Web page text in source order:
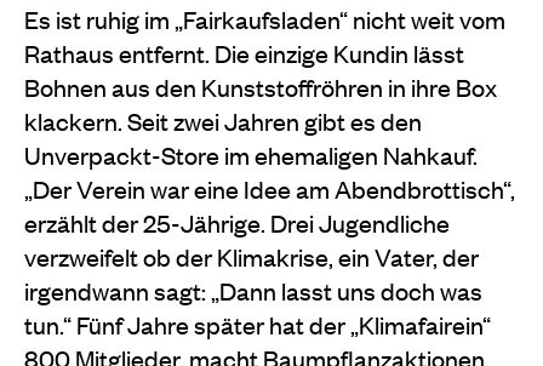
Es ist ruhig im „Fairkaufsladen“ nicht weit vom
Rathaus entfernt. Die einzige Kundin lässt
Bohnen aus den Kunststoffröhren in ihre Box
klackern. Seit zwei Jahren gibt es den
Unverpackt-Store im ehemaligen Nahkauf.
„Der Verein war eine Idee am Abendbrottisch“,
erzählt der 25-Jährige. Drei Jugendliche
verzweifelt ob der Klimakrise, ein Vater, der
irgendwann sagt: „Dann lasst uns doch was
tun.“ Fünf Jahre später hat der „Klimafairein“
800 Mitglieder, macht Baumpflanzaktionen,